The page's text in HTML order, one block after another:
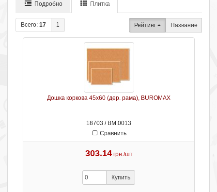
Подробно Плитка
Всего: 17 1 Рейтинг Название
Дошка коркова 45х60 (дер. рама), BUROMAX
18703 / ВМ.0013
Сравнить
303.14 грн./шт
Купить